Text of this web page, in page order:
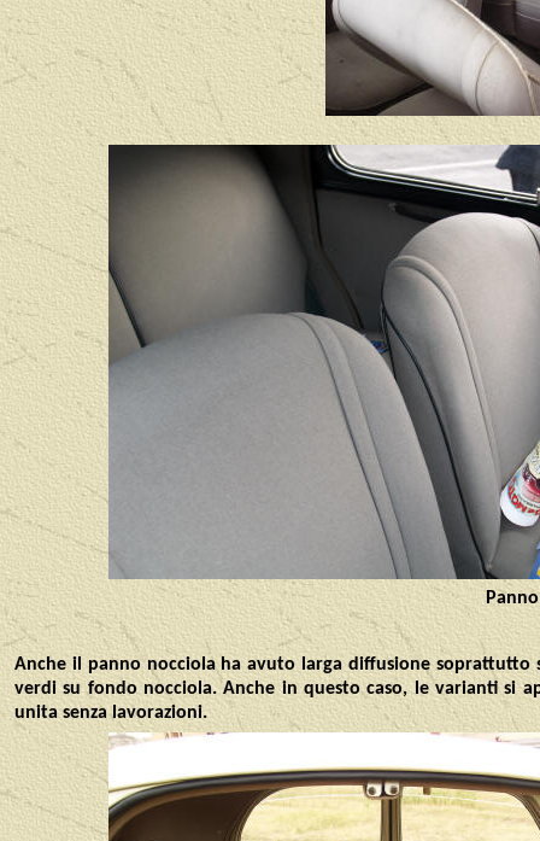
Anche il panno nocciola ha avuto larga diffusione
verdi su fondo nocciola. Anche in questo caso, le varianti si
unita senza lavorazioni.